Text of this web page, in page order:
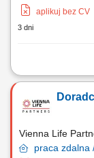
aplikuj bez CV
3 dni
Opis stanowiska:
ubezpieczeń na
Budowanie
Vienna Life
praca zdalna